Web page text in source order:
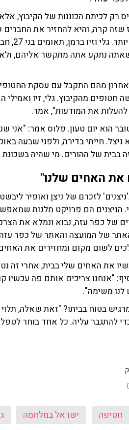
רק לכיתת הכוננות של הקיבוץ,
קרה, והיא להחזיר את
עושה
נתקע אתה מתקשר אליהם, ולא
חטופים מהקיבוץ. גלי, זיו
להעלות את המודעות", אמר.
הוא יום טעון. פלוס אמר: "אני
ניצל. חייתי בדירה, ולפני שבעה
בבית של ההורים. מי שהיה
את האחים שלנו"
לזכרם של ניצן ואופיר
הניצנים הם פרויקט מלגות
של כפר עזה, נבוא ונמלא את
לשום מקום ומחזירים את
את האחים שלי בבית, אחרי
"אנחנו צריכים אותם פה
לנו משימה".
בטוח בביתו? "זאת שאלה, תלוי
להתגבר עליה. כל אחד בוחר
חטיפה ישראל במלחמה